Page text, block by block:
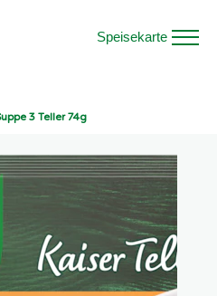
Speisekarte
3 Teller 74g